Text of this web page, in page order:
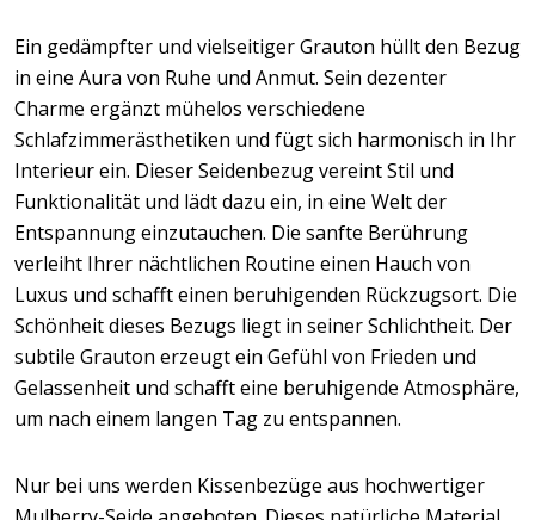
Ein gedämpfter und vielseitiger Grauton hüllt den Bezug
in eine Aura von Ruhe und Anmut. Sein dezenter
Charme ergänzt mühelos verschiedene
Schlafzimmerästhetiken und fügt sich harmonisch in Ihr
Interieur ein. Dieser Seidenbezug vereint Stil und
Funktionalität und lädt dazu ein, in eine Welt der
Entspannung einzutauchen. Die sanfte Berührung
verleiht Ihrer nächtlichen Routine einen Hauch von
Luxus und schafft einen beruhigenden Rückzugsort. Die
Schönheit dieses Bezugs liegt in seiner Schlichtheit. Der
subtile Grauton erzeugt ein Gefühl von Frieden und
Gelassenheit und schafft eine beruhigende Atmosphäre,
um nach einem langen Tag zu entspannen.
Nur bei uns werden Kissenbezüge aus hochwertiger